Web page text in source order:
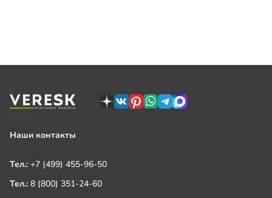
Наши контакты
Тел.: +7 (499) 455-96-50
Тел.: 8 (800) 351-24-60